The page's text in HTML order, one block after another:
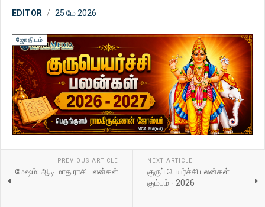
EDITOR 25 மே 2026
ஜோதிடம்
PREVIOUS ARTICLE
மேஷம்: ஆடி மாத ராசி பலன்கள்
NEXT ARTICLE
குருப் பெயர்ச்சி பலன்கள்
கும்பம் - 2026